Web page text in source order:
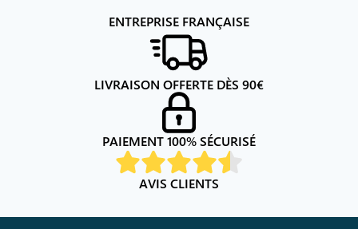
ENTREPRISE FRANÇAISE
LIVRAISON OFFERTE DÈS 90€
PAIEMENT 100% SÉCURISÉ
AVIS CLIENTS